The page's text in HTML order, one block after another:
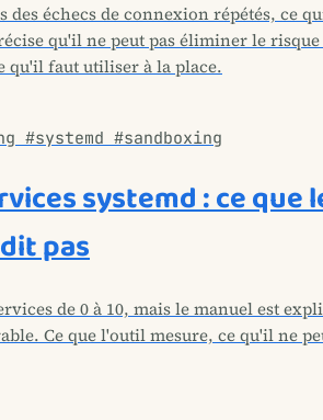
des échecs de connexion répétés, ce
qu'il ne peut pas éliminer le
qu'il faut utiliser à la place.
#systemd #sandboxing
systemd : ce que
pas
de 0 à 10, mais le manuel est
Ce que l'outil mesure, ce qu'il ne